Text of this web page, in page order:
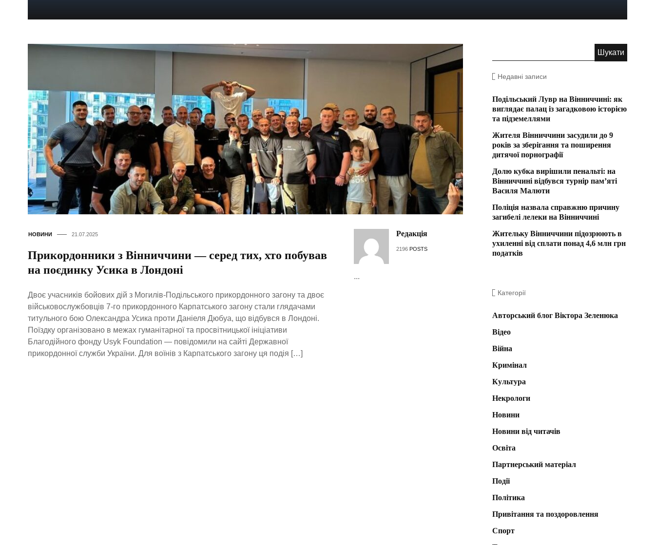
НОВИНИ 21.07.2025
Прикордонники з Вінниччини — серед тих, хто побував
на поєдинку Усика в Лондоні
Двоє учасників бойових дій з Могилів-Подільського прикордонного загону та двоє
військовослужбовців 7-го прикордонного Карпатського загону стали глядачами
титульного бою Олександра Усика проти Даніеля Дюбуа, що відбувся в Лондоні.
Поїздку організовано в межах гуманітарної та просвітницької ініціативи
Благодійного фонду Usyk Foundation — повідомили на сайті Державної
прикордонної служби України. Для воїнів з Карпатського загону ця подія […]
Редакція
2196 POSTS
...
Недавні записи
Подільський Лувр на Вінниччині: як
виглядає палац із загадковою історією
та підземеллями
Жителя Вінниччини засудили до 9
років за зберігання та поширення
дитячої порнографії
Долю кубка вирішили пенальті: на
Вінниччині відбувся турнір пам’яті
Василя Малюти
Поліція назвала справжню причину
загибелі лелеки на Вінниччині
Жительку Вінниччини підозрюють в
ухиленні від сплати понад 4,6 млн грн
податків
Категорії
Авторський блог Віктора Зеленюка
Відео
Війна
Кримінал
Культура
Некрологи
Новини
Новини від читачів
Освіта
Партнерський матеріал
Події
Політика
Привітання та поздоровлення
Спорт